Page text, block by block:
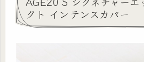
クト インテンスカバー